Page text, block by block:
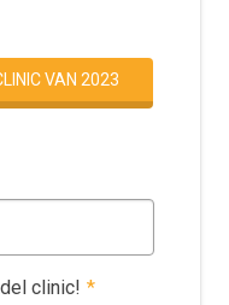
VAN 2023
clinic! *